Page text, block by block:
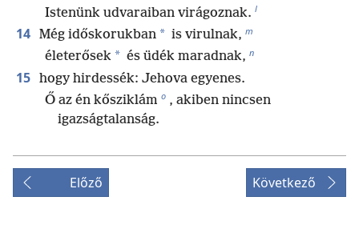
Istenünk udvaraiban virágoznak. l
14 Még időskorukban * is virulnak, m
életerősek * és üdék maradnak, n
15 hogy hirdessék: Jehova egyenes.
Ő az én kősziklám o , akiben nincsen
igazságtalanság.
Előző Következő